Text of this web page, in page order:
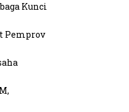
Kunci
Pemprov